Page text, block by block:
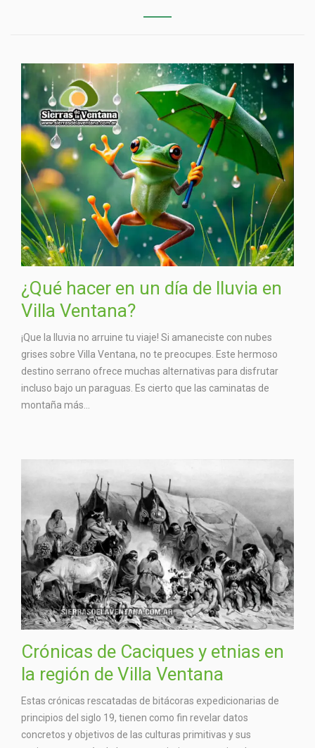
¿Qué hacer en un día de lluvia en
Villa Ventana?
¡Que la lluvia no arruine tu viaje! Si amaneciste con nubes
grises sobre Villa Ventana, no te preocupes. Este hermoso
destino serrano ofrece muchas alternativas para disfrutar
incluso bajo un paraguas. Es cierto que las caminatas de
montaña más...
Crónicas de Caciques y etnias en
la región de Villa Ventana
Estas crónicas rescatadas de bitácoras expedicionarias de
principios del siglo 19, tienen como fin revelar datos
concretos y objetivos de las culturas primitivas y sus